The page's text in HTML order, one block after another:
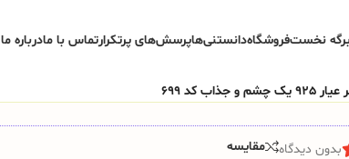
نخستفروشگاهدانستنی‌هاپرسش‌های پرتکرارتماس با مادرباره ما
کد 699
بدون دیدگاه مقایسه